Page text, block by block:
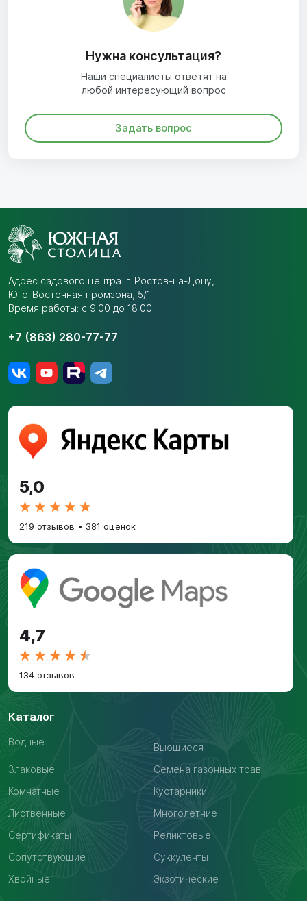
Нужна консультация?
Наши специалисты ответят на
любой интересующий вопрос
Задать вопрос
Адрес садового центра: г. Ростов-на-Дону,
Юго-Восточная промзона, 5/1
Время работы: с 9:00 до 18:00
+7 (863) 280-77-77
5,0
219 отзывов • 381 оценок
4,7
134 отзывов
Каталог
Водные
Вьющиеся
Злаковые
Семена газонных трав
Комнатные
Кустарники
Лиственные
Многолетние
Сертификаты
Реликтовые
Сопутствующие
Суккуленты
Хвойные
Экзотические